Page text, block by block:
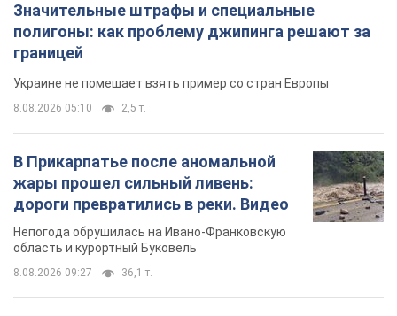
Значительные штрафы и специальные
полигоны: как проблему джипинга решают за
границей
Украине не помешает взять пример со стран Европы
8.08.2026 05:10 2,5 т.
В Прикарпатье после аномальной
жары прошел сильный ливень:
дороги превратились в реки. Видео
Непогода обрушилась на Ивано-Франковскую
область и курортный Буковель
8.08.2026 09:27 36,1 т.